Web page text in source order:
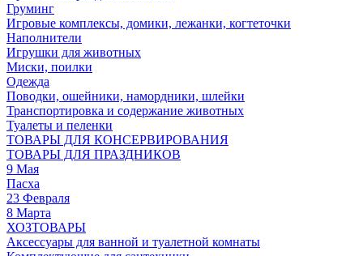
Груминг
Игровые комплексы, домики, лежанки, когтеточки
Наполнители
Игрушки для животных
Миски, поилки
Одежда
Поводки, ошейники, намордники, шлейки
Транспортировка и содержание животных
Туалеты и пеленки
ТОВАРЫ ДЛЯ КОНСЕРВИРОВАНИЯ
ТОВАРЫ ДЛЯ ПРАЗДНИКОВ
9 Мая
Пасха
23 Февраля
8 Марта
ХОЗТОВАРЫ
Аксессуары для ванной и туалетной комнаты